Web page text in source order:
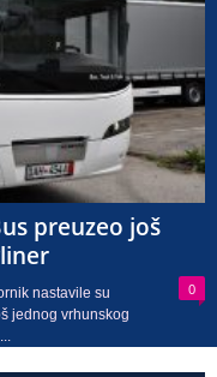
preuzeo još
0
nastavile su
jednog vrhunskog